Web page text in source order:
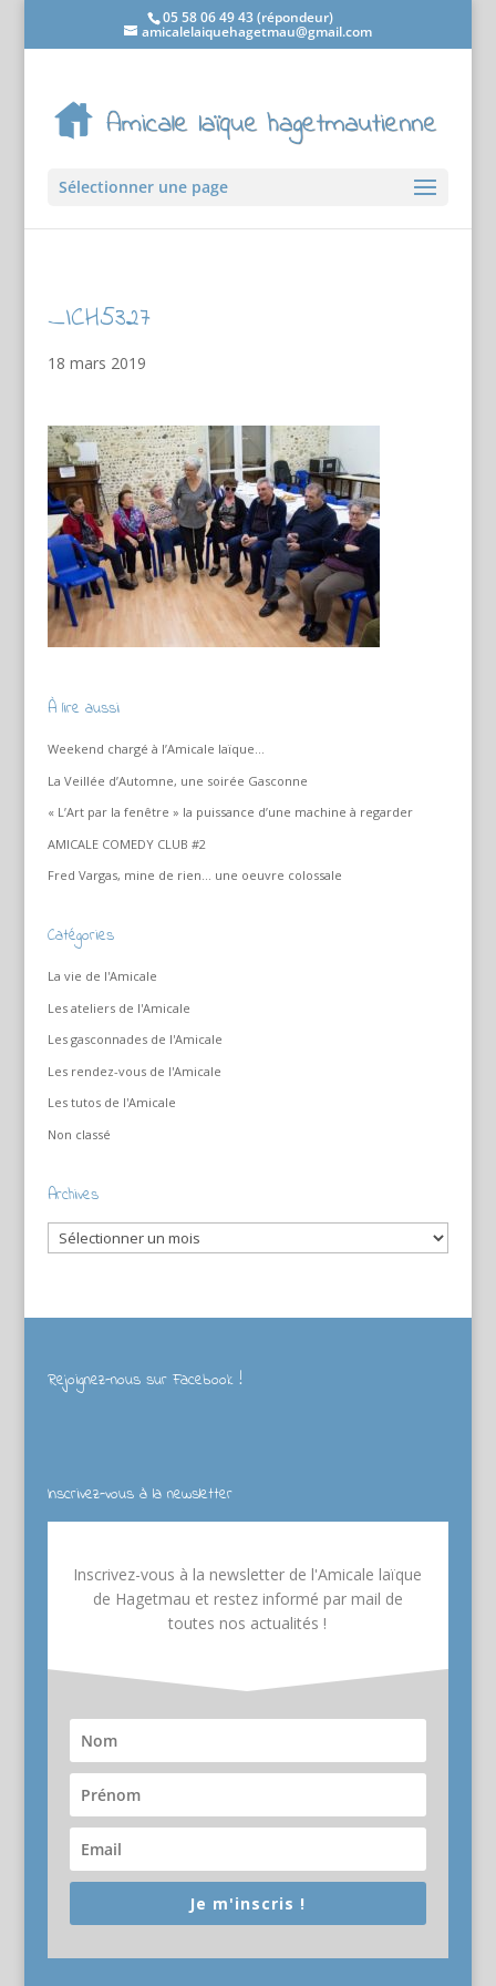
05 58 06 49 43 (répondeur)
amicalelaiquehagetmau@gmail.com
Sélectionner une page
_ICH5327
18 mars 2019
À lire aussi
Weekend chargé à l’Amicale laïque…
La Veillée d’Automne, une soirée Gasconne
« L’Art par la fenêtre » la puissance d’une machine à regarder
AMICALE COMEDY CLUB #2
Fred Vargas, mine de rien… une oeuvre colossale
Catégories
La vie de l'Amicale
Les ateliers de l'Amicale
Les gasconnades de l'Amicale
Les rendez-vous de l'Amicale
Les tutos de l'Amicale
Non classé
Archives
Archives
Rejoignez-nous sur Facebook !
Inscrivez-vous à la newsletter
Inscrivez-vous à la newsletter de l'Amicale laïque
de Hagetmau et restez informé par mail de
toutes nos actualités !
Je m'inscris !